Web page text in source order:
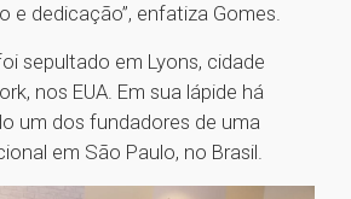
e dedicação”, enfatiza Gomes.
sepultado em Lyons, cidade
nos EUA. Em sua lápide há
um dos fundadores de uma
em São Paulo, no Brasil.